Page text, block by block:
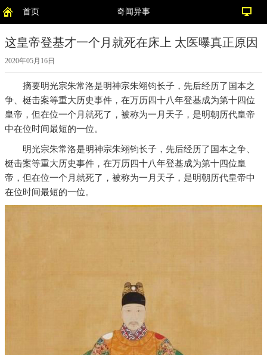
首页 奇闻异事
这皇帝登基才一个月就死在床上 太医曝真正原因
2020年05月16日
摘要明光宗朱常洛是明神宗朱翊钧长子，先后经历了国本之
争、梃击案等重大历史事件，在万历四十八年登基成为第十四位
皇帝，但在位一个月就死了，被称为一月天子，是明朝历代皇帝
中在位时间最短的一位。
明光宗朱常洛是明神宗朱翊钧长子，先后经历了国本之争、
梃击案等重大历史事件，在万历四十八年登基成为第十四位皇
帝，但在位一个月就死了，被称为一月天子，是明朝历代皇帝中
在位时间最短的一位。